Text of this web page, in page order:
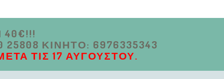
ΚΙΝΗΤΌ: 6976335343
ΤΙΣ 17 ΑΥΓΟΎΣΤΟΥ.